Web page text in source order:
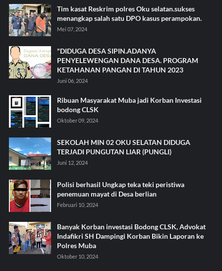
Tim kasat Reskrim polres Oku selatan.sukses
menangkap salah satu DPO kasus perampokan.
Mei 07, 2024
"DIDUGA DESA SIPIN.ADANYA
PENYELEWENGAN DANA DESA. PROGRAM
KETAHANAN PANGAN DI TAHUN 2023
Juni 06, 2024
Ribuan Masyarakat Muba jadi Korban Investasi
bodong CLSK
Oktober 09, 2024
SEKOLAH MIN 02 OKU SELATAN DIDUGA
TERJADI PUNGUTAN LIAR (PUNGLI)
Juni 12, 2024
Polisi berhasil Ungkap teka teki peristiwa
penemuan mayat di Desa berlian
Februari 10, 2024
Banyak Korban investasi Bodong CLSK, Advokat
Indafikri SH Dampingi Korban Bikin Laporan ke
Polres Muba
Oktober 10, 2024